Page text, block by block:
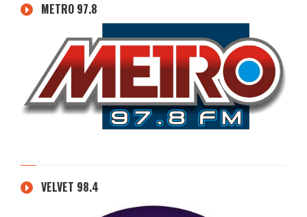
METRO 97.8
VELVET 98.4